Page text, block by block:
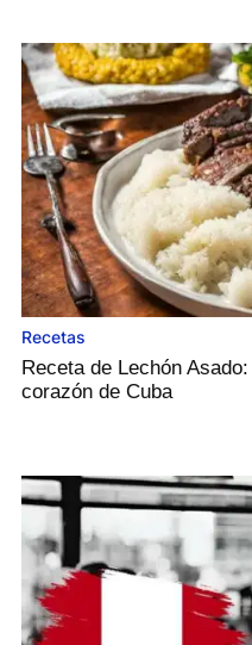
Recetas
Receta de Lechón
corazón de Cuba